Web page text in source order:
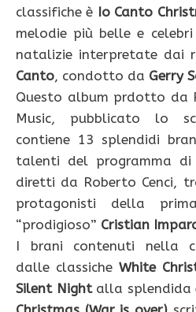
classifiche è Io Canto
melodie più belle e
natalizie interpretate dai
Canto, condotto da Gerry
Questo album prdotto da
Music, pubblicato lo
contiene 13 splendidi
talenti del programma di
diretti da Roberto Cenci,
protagonisti della
“prodigioso” Cristian
I brani contenuti nella
dalle classiche White
Silent Nightalla splendida